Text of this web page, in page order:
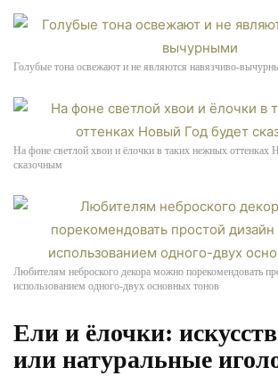
Голубые тона освежают и не являются навязчиво-
На фоне светлой хвои и ёлочки в таких нежных оттенках
сказочным
Любителям неброского декора можно порекомендовать
использованием одного-двух основных тонов
Ели и ёлочки:
или натуральные